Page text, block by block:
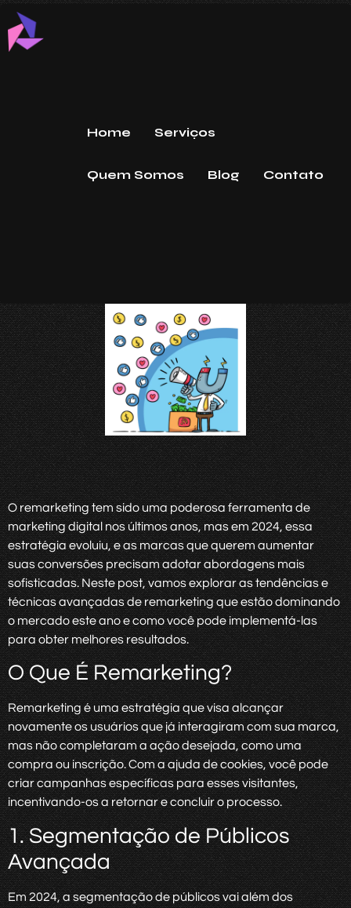
Home Serviços
Quem Somos Blog Contato
O remarketing tem sido uma poderosa ferramenta de
marketing digital nos últimos anos, mas em 2024, essa
estratégia evoluiu, e as marcas que querem aumentar
suas conversões precisam adotar abordagens mais
sofisticadas. Neste post, vamos explorar as tendências e
técnicas avançadas de remarketing que estão dominando
o mercado este ano e como você pode implementá-las
para obter melhores resultados.
O Que É Remarketing?
Remarketing é uma estratégia que visa alcançar
novamente os usuários que já interagiram com sua marca,
mas não completaram a ação desejada, como uma
compra ou inscrição. Com a ajuda de cookies, você pode
criar campanhas específicas para esses visitantes,
incentivando-os a retornar e concluir o processo.
1. Segmentação de Públicos
Avançada
Em 2024, a segmentação de públicos vai além dos